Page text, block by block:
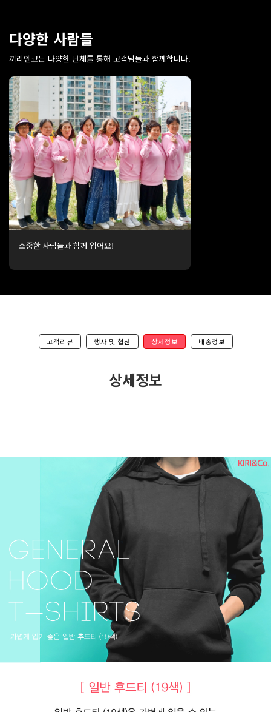
다양한 사람들
끼리엔코는 다양한 단체를 통해 고객님들과 함께합니다.
소중한 사람들과 함께 입어요!
고객리뷰 행사 및 협찬 상세정보 배송정보
상세정보